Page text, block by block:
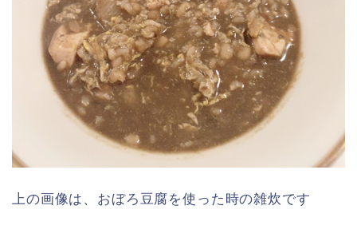
上の画像は、おぼろ豆腐を使った時の雑炊です